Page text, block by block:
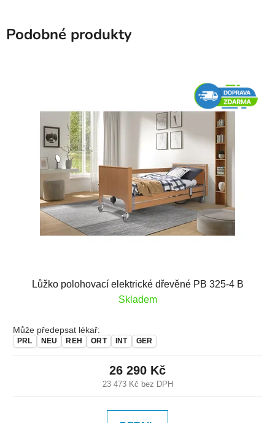
Podobné produkty
Lůžko polohovací elektrické dřevěné PB 325-4 B
Skladem
Může předepsat lékař:
PRL NEU REH ORT INT GER
23 473 Kč bez DPH
26 290 Kč